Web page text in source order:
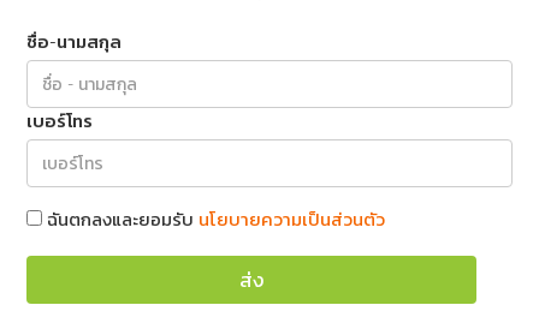
ชื่อ-นามสกุล
เบอร์โทร
ฉันตกลงและยอมรับ นโยบายความเป็นส่วนตัว
ส่ง